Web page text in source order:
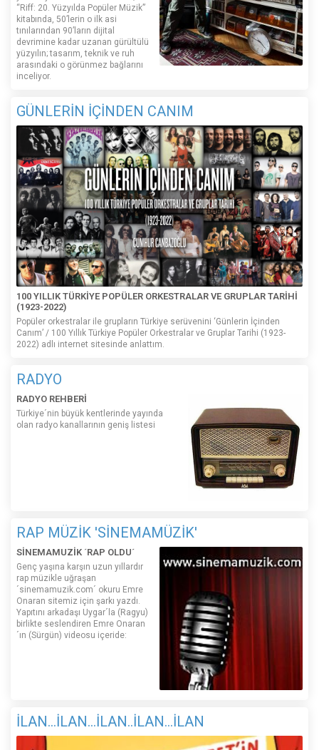
“Riff: 20. Yüzyılda Popüler Müzik”
kitabında, 50’lerin o ilk asi
tınılarından 90’ların dijital
devrimine kadar uzanan gürültülü
yüzyılın; tasarım, teknik ve ruh
arasındaki o görünmez bağlarını
inceliyor.
GÜNLERİN İÇİNDEN CANIM
100 YILLIK TÜRKİYE POPÜLER ORKESTRALAR VE GRUPLAR TARİHİ
(1923-2022)
Popüler orkestralar ile grupların Türkiye serüvenini ‘Günlerin İçinden
Canım’ / 100 Yıllık Türkiye Popüler Orkestralar ve Gruplar Tarihi (1923-
2022) adlı internet sitesinde anlattım.
RADYO
RADYO REHBERİ
Türkiye´nin büyük kentlerinde yayında
olan radyo kanallarının geniş listesi
RAP MÜZİK 'SİNEMAMÜZİK'
SİNEMAMUZİK ´RAP OLDU´
Genç yaşına karşın uzun yıllardır
rap müzikle uğraşan
´sinemamuzik.com´ okuru Emre
Onaran sitemiz için şarkı yazdı.
Yapıtını arkadaşı Uygar´la (Ragyu)
birlikte seslendiren Emre Onaran
´ın (Sürgün) videosu içeride:
İLAN...İLAN...İLAN..İLAN...İLAN